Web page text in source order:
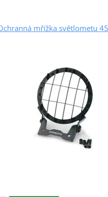
mřížka světlometu